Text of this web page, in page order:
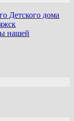
Детского дома
нашей